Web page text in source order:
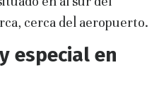
cerca del aeropuerto.
especial en